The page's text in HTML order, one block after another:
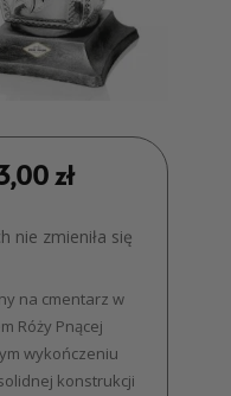
zł
nie zmieniła się
na cmentarz w
Róży Pnącej
wykończeniu
konstrukcji